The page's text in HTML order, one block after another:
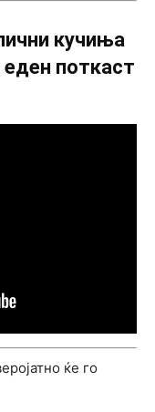
кучиња
поткаст
ќе го